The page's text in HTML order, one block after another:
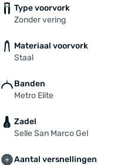
Type voorvork
Zonder vering
Materiaal voorvork
Staal
Banden
Metro Elite
Zadel
Selle San Marco Gel
Aantal versnellingen